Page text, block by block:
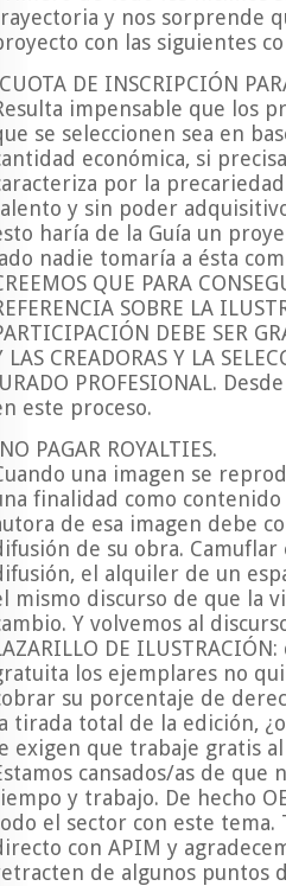
y nos sorprende
con las siguientes
DE INSCRIPCIÓN
impensable que los
se seleccionen sea en
económica, si
por la
y sin poder
haría de la Guía un
lado nadie tomaría a ésta
QUE PARA
SOBRE LA
DEBE SER
LAS CREADORAS Y LA
PROFESIONAL.
este proceso.
PAGAR ROYALTIES.
una imagen se
finalidad como
de esa imagen debe
de su obra.
el alquiler de un
mismo discurso de que la
Y volvemos al
DE
los ejemplares no
su porcentaje de
la tirada total de la edición,
le exigen que trabaje gratis
cansados/as de
y trabajo. De hecho
el sector con este tema.
con APIM y
de algunos puntos